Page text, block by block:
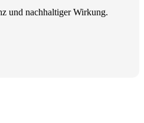
und nachhaltiger Wirkung.